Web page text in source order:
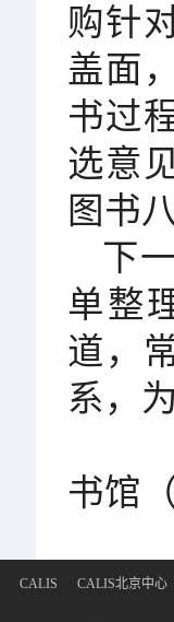
购针
盖面
书过
选意
图书
下
单整
道，
系，
书馆
CALIS
CALIS北京中心